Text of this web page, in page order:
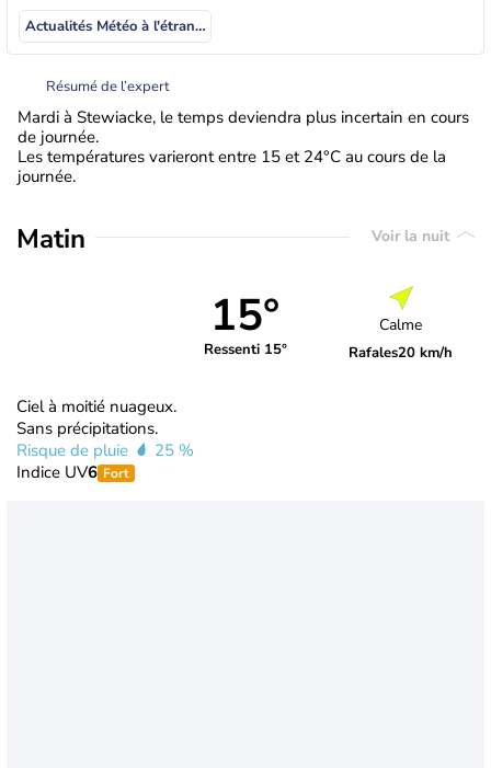
Actualités Météo à l'étranger
Résumé de l’expert
Mardi à Stewiacke, le temps deviendra plus incertain en cours
de journée.
Les températures varieront entre 15 et 24°C au cours de la
journée.
Matin Voir la nuit
15°
Ressenti 15°
Calme
Rafales20 km/h
Ciel à moitié nuageux.
Sans précipitations.
Risque de pluie
25 %
Indice UV6 Fort